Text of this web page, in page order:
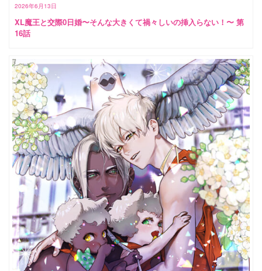
2026年6月13日
XL魔王と交際0日婚〜そんな大きくて禍々しいの挿入らない！〜 第
16話